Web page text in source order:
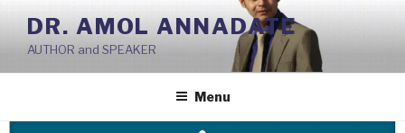
Skip
content
DR. AMOL ANNADATE
AUTHOR and SPEAKER
Menu